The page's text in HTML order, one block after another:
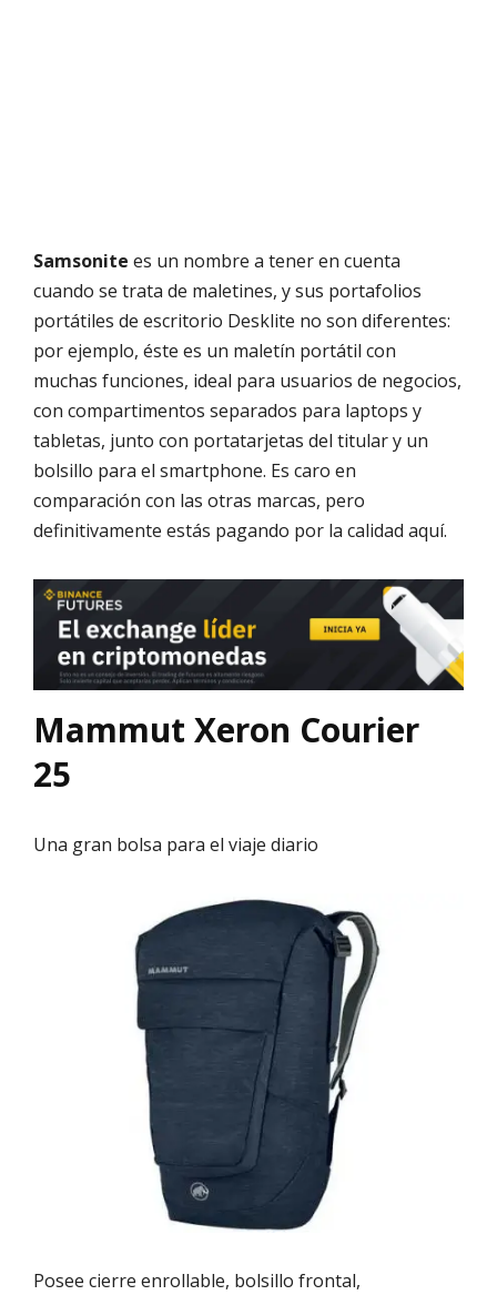
Samsonite es un nombre a tener en cuenta
cuando se trata de maletines, y sus portafolios
portátiles de escritorio Desklite no son diferentes:
por ejemplo, éste es un maletín portátil con
muchas funciones, ideal para usuarios de negocios,
con compartimentos separados para laptops y
tabletas, junto con portatarjetas del titular y un
bolsillo para el smartphone. Es caro en
comparación con las otras marcas, pero
definitivamente estás pagando por la calidad aquí.
Mammut Xeron Courier
25
Una gran bolsa para el viaje diario
Posee cierre enrollable, bolsillo frontal,